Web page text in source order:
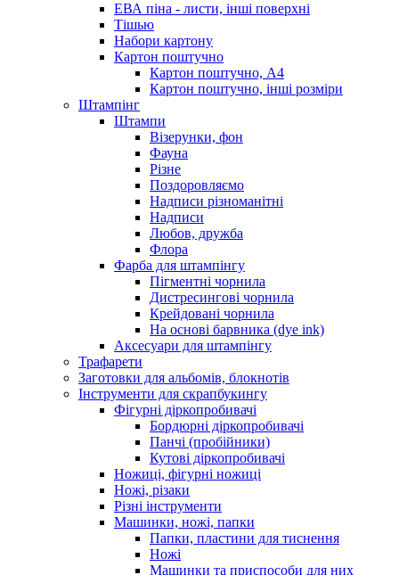
ЕВА піна - листи, інші поверхні
Тішью
Набори картону
Картон поштучно
Картон поштучно, А4
Картон поштучно, інші розміри
Штампінг
Штампи
Візерунки, фон
Фауна
Різне
Поздоровляємо
Надписи різноманітні
Надписи
Любов, дружба
Флора
Фарба для штампінгу
Пігментні чорнила
Дистресингові чорнила
Крейдовані чорнила
На основі барвника (dye ink)
Аксесуари для штампінгу
Трафарети
Заготовки для альбомів, блокнотів
Інструменти для скрапбукингу
Фігурні діркопробивачі
Бордюрні діркопробивачі
Панчі (пробійники)
Кутові діркопробивачі
Ножиці, фігурні ножиці
Ножі, різаки
Різні інструменти
Машинки, ножі, папки
Папки, пластини для тиснення
Ножі
Машинки та приспособи для них